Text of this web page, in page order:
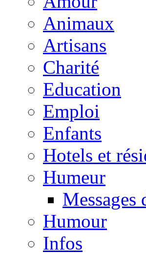
Animaux
Artisans
Charité
Education
Emploi
Enfants
Hotels et
Humeur
Messages
Humour
Infos